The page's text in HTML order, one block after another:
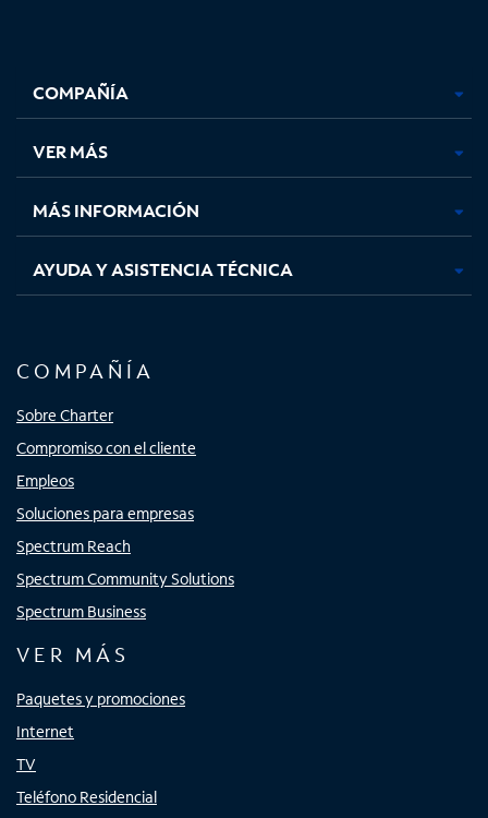
abre
en
pestaña
nueva
abre
en
pestaña
nueva
abre
en
pestaña
nueva
en
nueva
COMPAÑÍA
VER MÁS
MÁS INFORMACIÓN
AYUDA Y ASISTENCIA TÉCNICA
COMPAÑÍA
Sobre Charter
Compromiso con el cliente
Empleos
Soluciones para empresas
Spectrum Reach
Spectrum Community Solutions
Spectrum Business
VER MÁS
Paquetes y promociones
Internet
TV
Teléfono Residencial